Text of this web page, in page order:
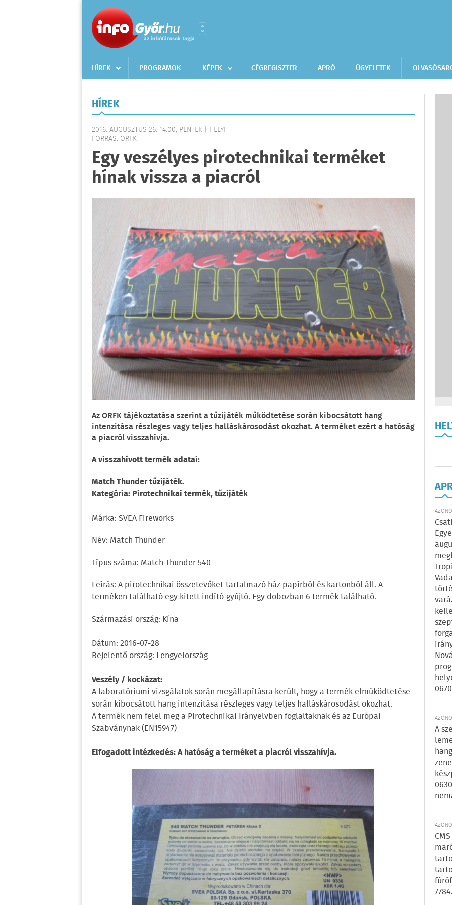
HÍREK PROGRAMOK KÉPEK CÉGREGISZTER APRÓ ÜGYELETEK
HÍREK
2016. AUGUSZTUS 26. 14:00, PÉNTEK | HELYI
FORRÁS: ORFK
Egy veszélyes pirotechnikai terméket
hínak vissza a piacról
Az ORFK tájékoztatása szerint a tűzijáték működtetése során kibocsátott hang
intenzitása részleges vagy teljes halláskárosodást okozhat. A terméket ezért a hatóság
a piacról visszahívja.
A visszahívott termék adatai:
Match Thunder tűzijáték.
Kategória: Pirotechnikai termék, tűzijáték
Márka: SVEA Fireworks
Név: Match Thunder
Típus száma: Match Thunder 540
Leírás: A pirotechnikai összetevőket tartalmazó ház papírból és kartonból áll. A
terméken található egy kitett indító gyújtó. Egy dobozban 6 termék található.
Származási ország: Kína
Dátum: 2016-07-28
Bejelentő ország: Lengyelország
Veszély / kockázat:
A laboratóriumi vizsgálatok során megállapításra került, hogy a termék elműködtetése
során kibocsátott hang intenzitása részleges vagy teljes halláskárosodást okozhat.
A termék nem felel meg a Pirotechnikai Irányelvben foglaltaknak és az Európai
Szabványnak (EN15947)
Elfogadott intézkedés: A hatóság a terméket a piacról visszahívja.
A